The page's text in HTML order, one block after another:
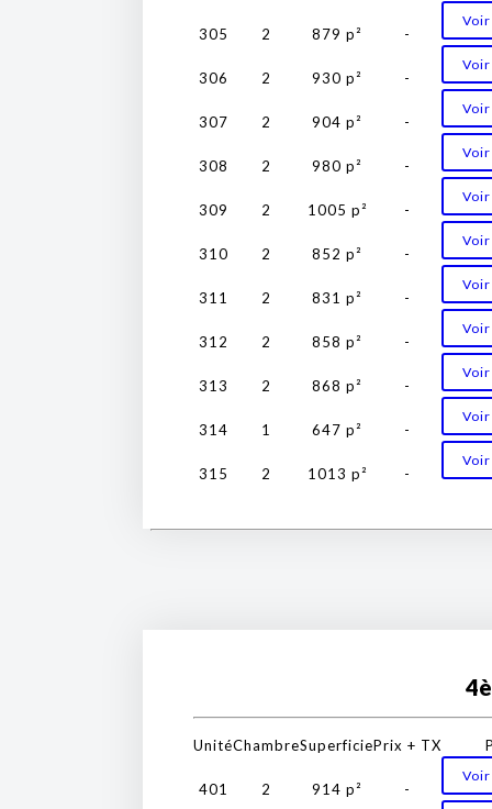
305 2 879 p² -
306 2 930 p² -
307 2 904 p² -
308 2 980 p² -
309 2 1005 p² -
310 2 852 p² -
311 2 831 p² -
312 2 858 p² -
313 2 868 p² -
314 1 647 p² -
315 2 1013 p² -
UnitéChambreSuperficiePrix + TX
401 2 914 p² -